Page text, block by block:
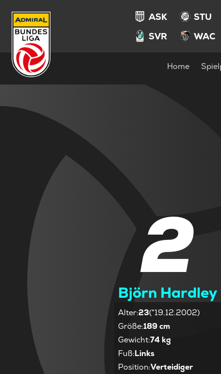
ASK STU
SVR
WAC
Home
2
Björn Hardley
Alter:23(*19.12.2002)
Größe:189 cm
Gewicht:74 kg
Fuß:Links
Position:Verteidiger